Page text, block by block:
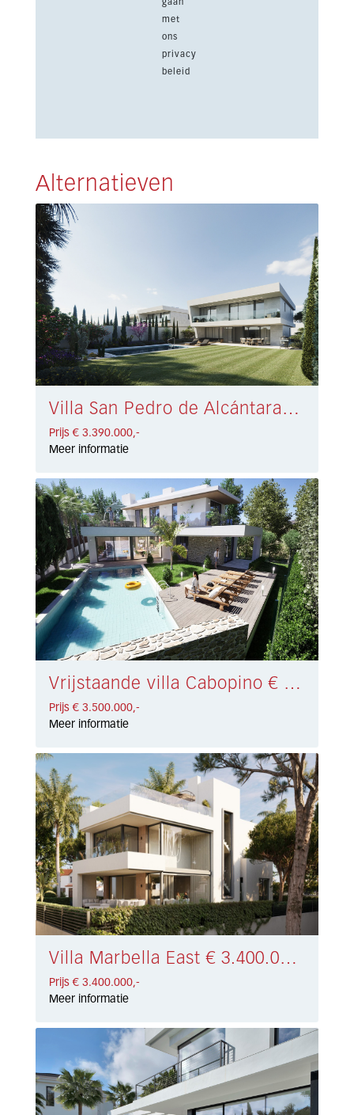
met
ons
privacy
beleid
Alternatieven
Villa San Pedro de Alcántara € 3.390.000,-
Prijs € 3.390.000,-
Meer informatie
Vrijstaande villa Cabopino € 3.500.000,-
Prijs € 3.500.000,-
Meer informatie
Villa Marbella East € 3.400.000,-
Prijs € 3.400.000,-
Meer informatie